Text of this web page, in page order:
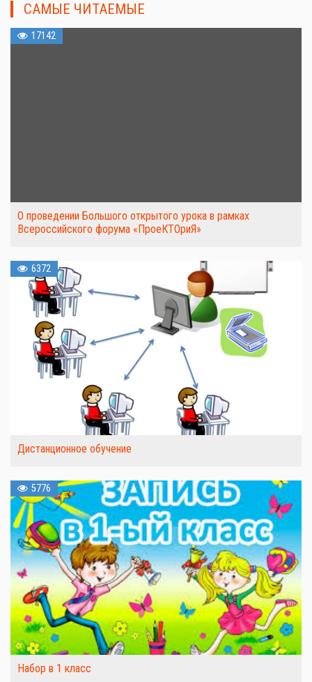
САМЫЕ ЧИТАЕМЫЕ
17142
О проведении Большого открытого урока в рамках
Всероссийского форума «ПроеКТОриЯ»
6372
Дистанционное обучение
5776
Набор в 1 класс